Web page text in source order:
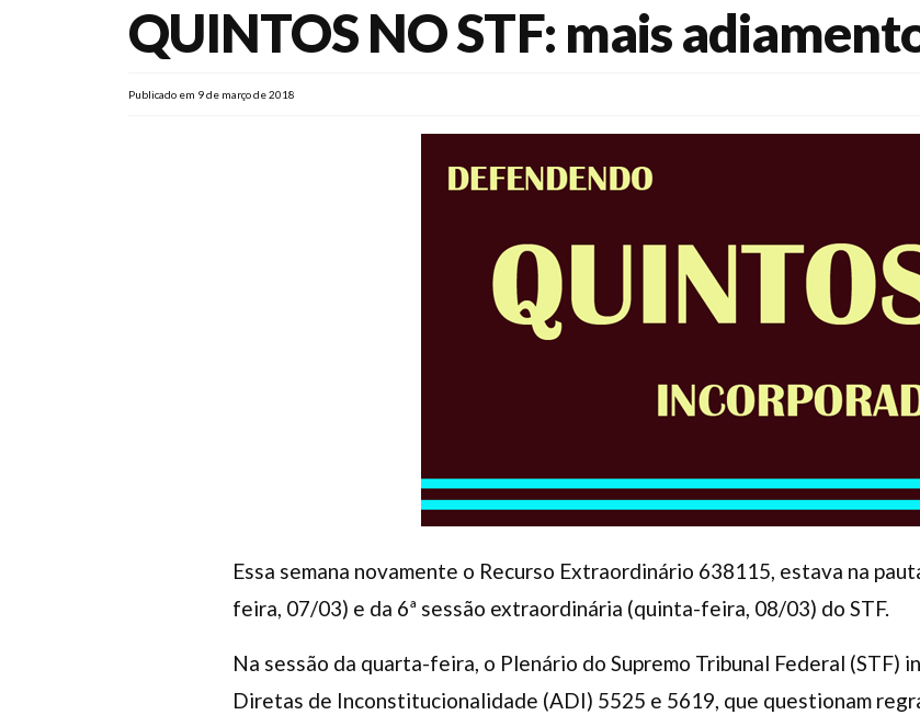
QUINTOS NO STF: mais
Publicado em 9 de março de 2018
Essa semana novamente o Recurso Extraordinário 638115, estava na
feira, 07/03) e da 6ª sessão extraordinária (quinta-feira, 08/03) do STF.
Na sessão da quarta-feira, o Plenário do Supremo Tribunal Federal (STF)
Diretas de Inconstitucionalidade (ADI) 5525 e 5619, que questionam